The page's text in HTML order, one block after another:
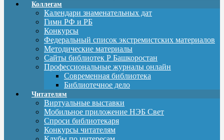
Коллегам
Календари знаменательных дат
Гимн РФ и РБ
Конкурсы
Федеральный список экстремистских материалов
Методические материалы
Сайты библиотек Р Башкоростан
Профессиональные журналы онлайн
Современная библиотека
Библиотечное дело
Читателям
Виртуальные выставки
Мобильное приложение НЭБ Свет
Спроси библиотекаря
Конкурсы читателям